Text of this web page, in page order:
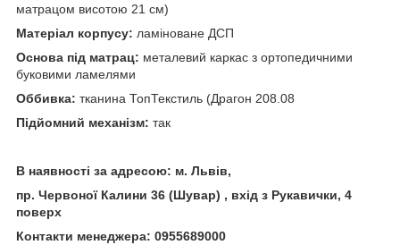
матрацом висотою 21 см)
Матеріал корпусу: ламіноване ДСП
Основа під матрац: металевий каркас з ортопедичними
буковими ламелями
Оббивка: тканина ТопТекстиль (Драгон 208.08
Підйомний механізм: так
В наявності за адресою: м. Львів,
пр. Червоної Калини 36 (Шувар) , вхід з Рукавички, 4
поверх
Контакти менеджера: 0955689000